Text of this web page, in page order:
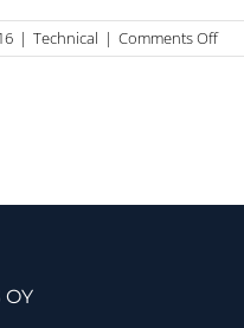
| Technical | Comments Offon
Sed
OY